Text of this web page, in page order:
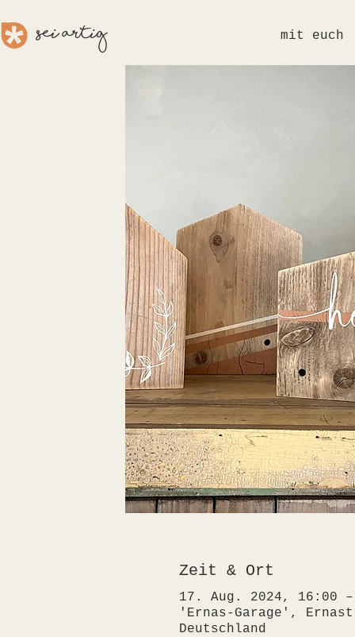
mit euch
sei aRTig
Zeit & Ort
17. Aug. 2024, 16:00
'Ernas-Garage',
Deutschland